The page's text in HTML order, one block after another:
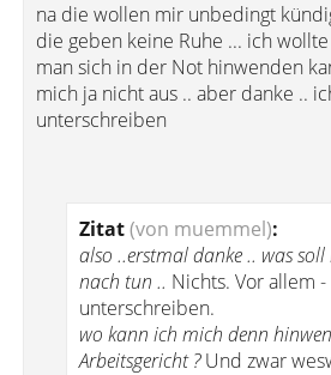
na die wollen mir unbedingt
die geben keine Ruhe ... ich
man sich in der Not hinwenden
mich ja nicht aus .. aber danke ..
unterschreiben
Zitat(von muemmel):
also ..erstmal danke .. was
nach tun .. Nichts. Vor allem
unterschreiben.
wo kann ich mich denn
Arbeitsgericht ?Und zwar